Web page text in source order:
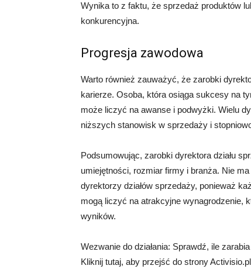
Wynika to z faktu, że sprzedaż produktów
konkurencyjna.
Progresja zawodowa
Warto również zauważyć, że zarobki
karierze. Osoba, która osiąga sukcesy na
może liczyć na awanse i podwyżki. Wielu
niższych stanowisk w sprzedaży i
Podsumowując, zarobki dyrektora działu
umiejętności, rozmiar firmy i branża. Nie
dyrektorzy działów sprzedaży, ponieważ
mogą liczyć na atrakcyjne wynagrodzenie,
wyników.
Wezwanie do działania: Sprawdź, ile
Kliknij tutaj, aby przejść do strony